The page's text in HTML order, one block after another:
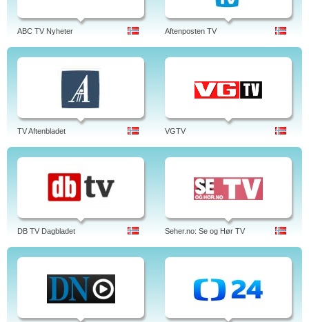
ABC TV Nyheter Aftenposten TV
TV Aftenbladet VGTV
DB TV Dagbladet Seher.no: Se og Hør TV